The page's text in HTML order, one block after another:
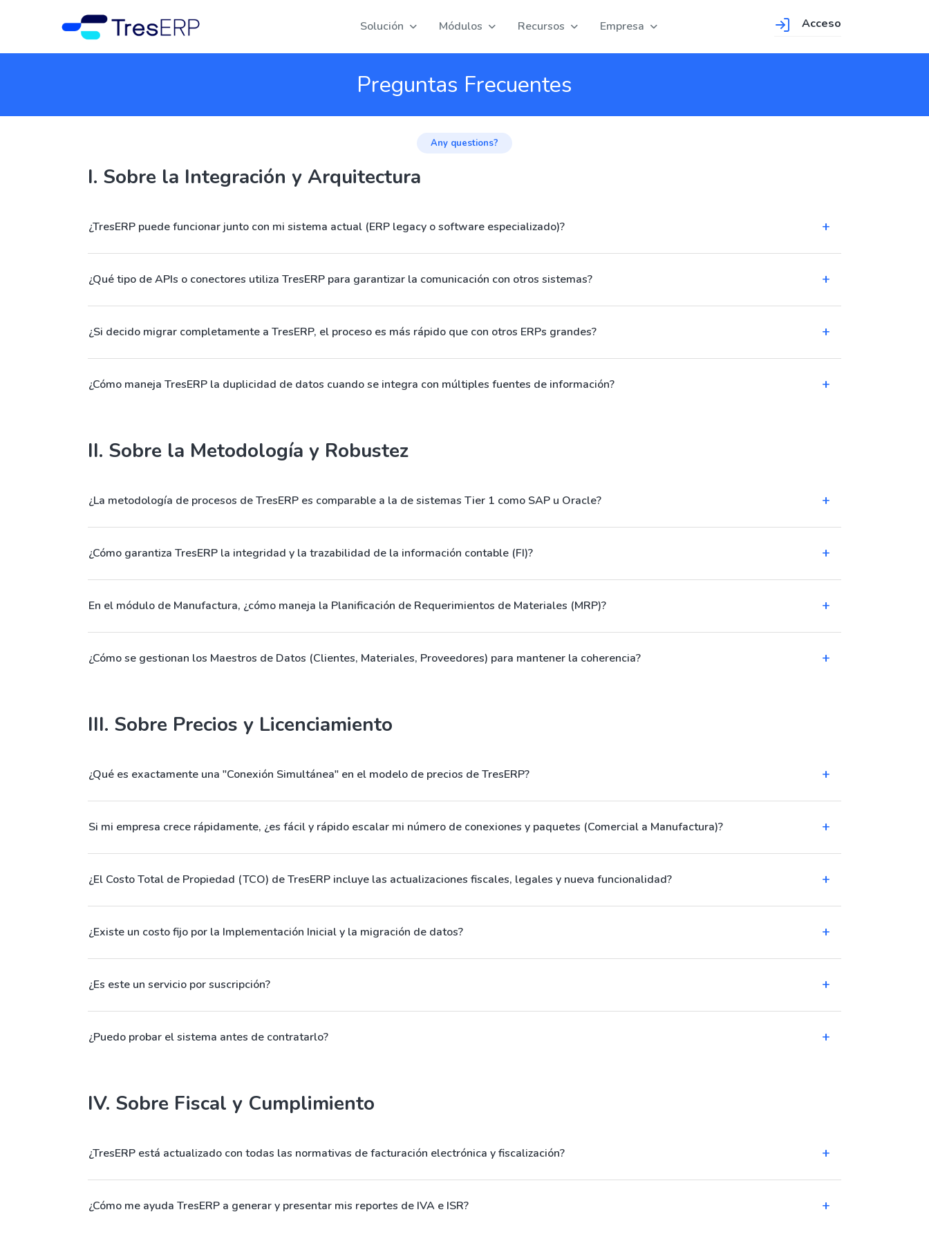
Solución Módulos Recursos Empresa Acceso
Preguntas Frecuentes
Any questions?
I. Sobre la Integración y Arquitectura
¿TresERP puede funcionar junto con mi sistema actual (ERP legacy o software especializado)?
¿Qué tipo de APIs o conectores utiliza TresERP para garantizar la comunicación con otros sistemas?
¿Si decido migrar completamente a TresERP, el proceso es más rápido que con otros ERPs grandes?
¿Cómo maneja TresERP la duplicidad de datos cuando se integra con múltiples fuentes de información?
II. Sobre la Metodología y Robustez
¿La metodología de procesos de TresERP es comparable a la de sistemas Tier 1 como SAP u Oracle?
¿Cómo garantiza TresERP la integridad y la trazabilidad de la información contable (FI)?
En el módulo de Manufactura, ¿cómo maneja la Planificación de Requerimientos de Materiales (MRP)?
¿Cómo se gestionan los Maestros de Datos (Clientes, Materiales, Proveedores) para mantener la coherencia?
III. Sobre Precios y Licenciamiento
¿Qué es exactamente una "Conexión Simultánea" en el modelo de precios de TresERP?
Si mi empresa crece rápidamente, ¿es fácil y rápido escalar mi número de conexiones y paquetes (Comercial a Manufactura)?
¿El Costo Total de Propiedad (TCO) de TresERP incluye las actualizaciones fiscales, legales y nueva funcionalidad?
¿Existe un costo fijo por la Implementación Inicial y la migración de datos?
¿Es este un servicio por suscripción?
¿Puedo probar el sistema antes de contratarlo?
IV. Sobre Fiscal y Cumplimiento
¿TresERP está actualizado con todas las normativas de facturación electrónica y fiscalización?
¿Cómo me ayuda TresERP a generar y presentar mis reportes de IVA e ISR?